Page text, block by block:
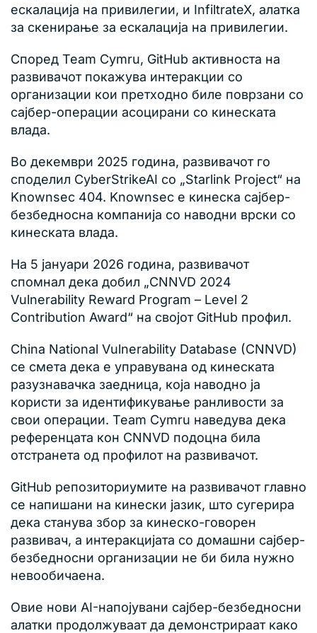
ескалација на привилегии, и InfiltrateX, алатка
за скенирање за ескалација на привилегии.
Според Team Cymru, GitHub активноста на
развивачот покажува интеракции со
организации кои претходно биле поврзани со
сајбер-операции асоцирани со кинеската
влада.
Во декември 2025 година, развивачот го
споделил CyberStrikeAI со „Starlink Project“ на
Knownsec 404. Knownsec е кинеска сајбер-
безбедносна компанија со наводни врски со
кинеската влада.
На 5 јануари 2026 година, развивачот
спомнал дека добил „CNNVD 2024
Vulnerability Reward Program – Level 2
Contribution Award“ на својот GitHub профил.
China National Vulnerability Database (CNNVD)
се смета дека е управувана од кинеската
разузнавачка заедница, која наводно ја
користи за идентификување ранливости за
свои операции. Team Cymru наведува дека
референцата кон CNNVD подоцна била
отстранета од профилот на развивачот.
GitHub репозиториумите на развивачот главно
се напишани на кинески јазик, што сугерира
дека станува збор за кинеско-говорен
развивач, а интеракцијата со домашни сајбер-
безбедносни организации не би била нужно
невообичаена.
Овие нови AI-напојувани сајбер-безбедносни
алатки продолжуваат да демонстрираат како